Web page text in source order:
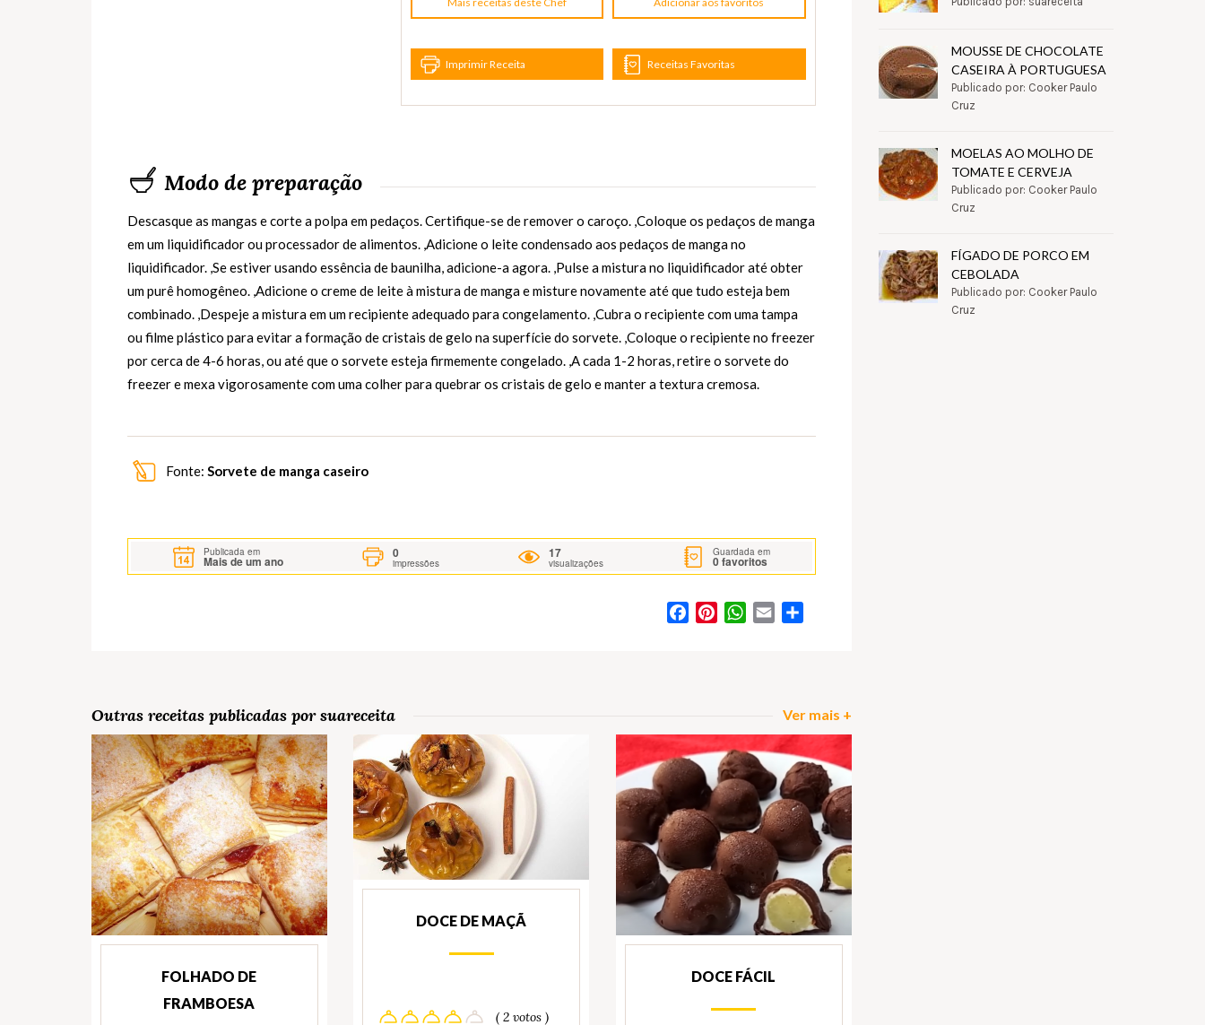
Imprimir Receita Receitas Favoritas
Modo de preparação
Descasque as mangas e corte a polpa em pedaços. Certifique-se de remover o caroço. ,Coloque os pedaços de manga
em um liquidificador ou processador de alimentos. ,Adicione o leite condensado aos pedaços de manga no
liquidificador. ,Se estiver usando essência de baunilha, adicione-a agora. ,Pulse a mistura no liquidificador até obter
um purê homogêneo. ,Adicione o creme de leite à mistura de manga e misture novamente até que tudo esteja bem
combinado. ,Despeje a mistura em um recipiente adequado para congelamento. ,Cubra o recipiente com uma tampa
ou filme plástico para evitar a formação de cristais de gelo na superfície do sorvete. ,Coloque o recipiente no freezer
por cerca de 4-6 horas, ou até que o sorvete esteja firmemente congelado. ,A cada 1-2 horas, retire o sorvete do
freezer e mexa vigorosamente com uma colher para quebrar os cristais de gelo e manter a textura cremosa.
Fonte: Sorvete de manga caseiro
Publicada em
Mais de um ano
0
impressões
17
visualizações
Guardada em
0favoritos
FacebookPinterestWhatsApp
Email
Outras receitas publicadas por suareceita Ver mais +
FOLHADO DE
FRAMBOESA
DOCE DE MAÇÃ
( 2 votos )
DOCE FÁCIL
MOUSSE DE CHOCOLATE
CASEIRA À PORTUGUESA
Publicado por: Cooker Paulo
Cruz
MOELAS AO MOLHO DE
TOMATE E CERVEJA
Publicado por: Cooker Paulo
Cruz
FÍGADO DE PORCO EM
CEBOLADA
Publicado por: Cooker Paulo
Cruz